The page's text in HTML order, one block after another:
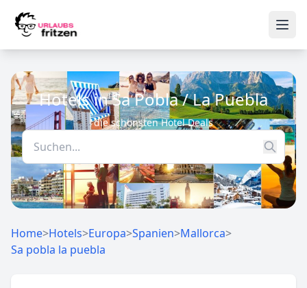
Hotels in Sa Pobla / La Puebla
die schönsten Hotel Deals
Home>Hotels>Europa>Spanien>Mallorca>
Sa pobla la puebla